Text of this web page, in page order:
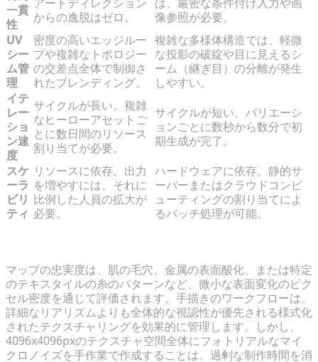
一貫
性
からの逸脱はゼロ。
像参照が必要。
UV
シー
ム管
理
密度の高いエッジルー
プや複雑なトポロジー
の交差点全体で制御さ
れたブレンディング。
複雑な多様体構造では、軽微
な投影の破綻や目に見えるシ
ーム（継ぎ目）の分離が発生
しやすい。
イテ
レー
ショ
ン速
度
サイクルが長い。複雑
なヒーローアセットご
とに数日間のリソース
割り当てが必要。
サイクルが短い。バリエーシ
ョンごとに数秒から数分で初
期生成が完了。
スケ
ーラ
ビリ
ティ
リソースに依存。出力
を増やすには、それに
比例した人員の拡大が
必要。
ハードウェアに依存。静的サ
ーバーまたはクラウドコンピ
ューティングの割り当てによ
るバッチ処理が可能。
マップの忠実度は、肌の毛穴、金属の表面酸化、または特定
のテキスタイルの糸のパターンなど、微小な表面変化のピク
セル密度を通じて評価されます。手描きのワークフローは、
詳細なリアリズムよりも全体的な視認性が優先される様式化
されたテクスチャリングを効果的に管理します。しかし、
4096x4096pxのテクスチャ空間全体にフォトリアルなマイ
クロノイズを手作業で作成することは、過剰な制作時間を消